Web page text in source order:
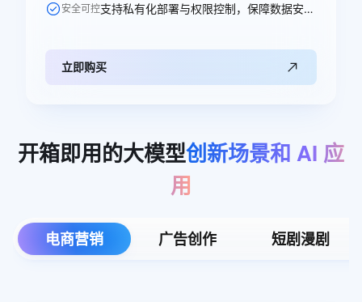
安全可控 支持私有化部署与权限控制，保障数据安全，适配多元业务场景。
立即购买
开箱即用的大模型创新场景和 AI 应
用
电商营销 广告创作 短剧漫剧